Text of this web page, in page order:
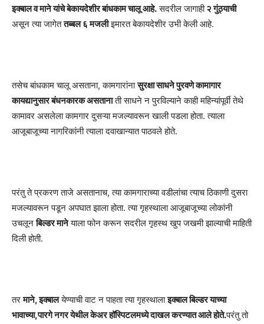
इक्बाल व माने यांचे बेकायदेशीर बांधकाम चालू आहे.सदरील जागाही२ गुंठ्याची
असून त्या जागेततब्बल ६ मजलीइमारत बेकायदेशीर उभी केली आहे.
तसेच बांधकाम चालू असताना, कामगारांनासुरक्षा साधने पुरवणे कामागार
कायद्यानुसार बंधनकारक असतानाती साधने न पुरविल्याने काही महिन्यांपूर्वी तेथे
कामावर असलेला कामगार दुसऱ्या मजल्यावरून खाली पडला होता. त्याला
आजूबाजूच्या नागरिकांनी त्याला दवाखान्यात पाठवले होते.
परंतु ते प्रकरण ताजे असतानाच, त्या कामगाराच्या वडीलांचा त्याच ठिकाणी दुसरा
मजल्यावरून पडून अपघात झाला होता. त्या गृहस्थाला आजूबाजूच्या लोकांनी
उचलूनबिल्डर मानेयाला फोन करून सदरील गृहस्थ खुप जखमी झाल्याची माहिती
दिली होती.
तरमाने, इक्बालयेण्याची वाट न पाहता त्या गृहस्थालाइक्बाल बिल्डर याच्या
भावाच्या,पारगे नगर येथील केअर हॉस्पिटलमध्ये दाखल करण्यात आले होते.परंतु तो